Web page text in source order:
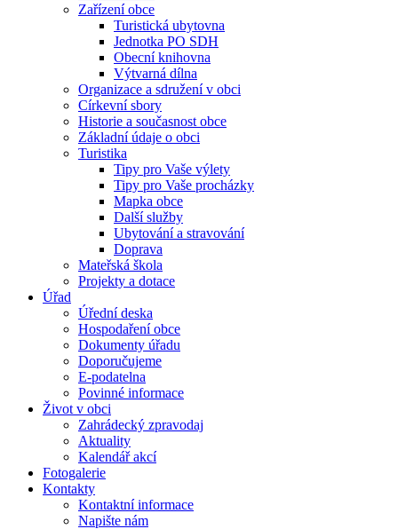
Zařízení obce
Turistická ubytovna
Jednotka PO SDH
Obecní knihovna
Výtvarná dílna
Organizace a sdružení v obci
Církevní sbory
Historie a současnost obce
Základní údaje o obci
Turistika
Tipy pro Vaše výlety
Tipy pro Vaše procházky
Mapka obce
Další služby
Ubytování a stravování
Doprava
Mateřská škola
Projekty a dotace
Úřad
Úřední deska
Hospodaření obce
Dokumenty úřadu
Doporučujeme
E-podatelna
Povinné informace
Život v obci
Zahrádecký zpravodaj
Aktuality
Kalendář akcí
Fotogalerie
Kontakty
Kontaktní informace
Napište nám